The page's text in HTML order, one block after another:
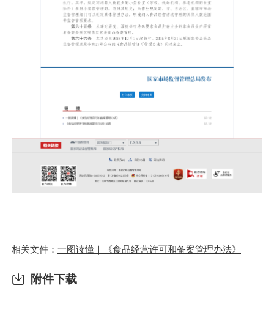
相关文件： 一图读懂｜《食品经营许可和备案管理办法》
附件下载